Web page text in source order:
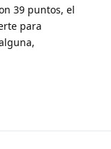
39 puntos, el
para